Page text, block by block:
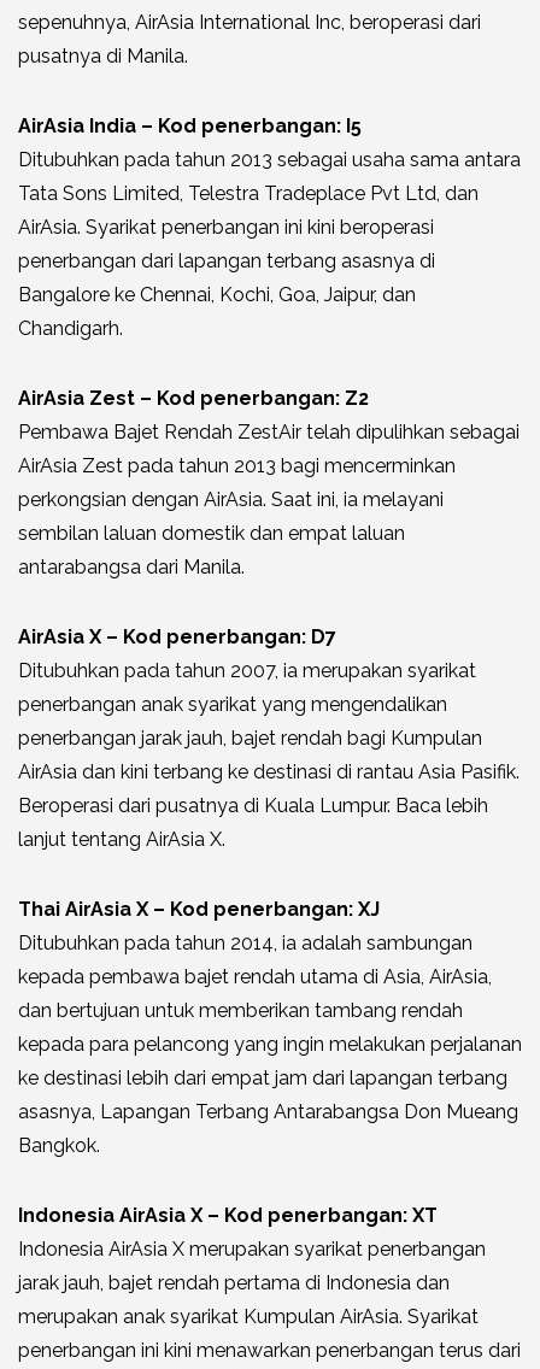
sepenuhnya, AirAsia International Inc, beroperasi dari
pusatnya di Manila.
AirAsia India – Kod penerbangan: I5
Ditubuhkan pada tahun 2013 sebagai usaha sama antara
Tata Sons Limited, Telestra Tradeplace Pvt Ltd, dan
AirAsia. Syarikat penerbangan ini kini beroperasi
penerbangan dari lapangan terbang asasnya di
Bangalore ke Chennai, Kochi, Goa, Jaipur, dan
Chandigarh.
AirAsia Zest – Kod penerbangan: Z2
Pembawa Bajet Rendah ZestAir telah dipulihkan sebagai
AirAsia Zest pada tahun 2013 bagi mencerminkan
perkongsian dengan AirAsia. Saat ini, ia melayani
sembilan laluan domestik dan empat laluan
antarabangsa dari Manila.
AirAsia X – Kod penerbangan: D7
Ditubuhkan pada tahun 2007, ia merupakan syarikat
penerbangan anak syarikat yang mengendalikan
penerbangan jarak jauh, bajet rendah bagi Kumpulan
AirAsia dan kini terbang ke destinasi di rantau Asia Pasifik.
Beroperasi dari pusatnya di Kuala Lumpur. Baca lebih
lanjut tentang AirAsia X.
Thai AirAsia X – Kod penerbangan: XJ
Ditubuhkan pada tahun 2014, ia adalah sambungan
kepada pembawa bajet rendah utama di Asia, AirAsia,
dan bertujuan untuk memberikan tambang rendah
kepada para pelancong yang ingin melakukan perjalanan
ke destinasi lebih dari empat jam dari lapangan terbang
asasnya, Lapangan Terbang Antarabangsa Don Mueang
Bangkok.
Indonesia AirAsia X – Kod penerbangan: XT
Indonesia AirAsia X merupakan syarikat penerbangan
jarak jauh, bajet rendah pertama di Indonesia dan
merupakan anak syarikat Kumpulan AirAsia. Syarikat
penerbangan ini kini menawarkan penerbangan terus dari